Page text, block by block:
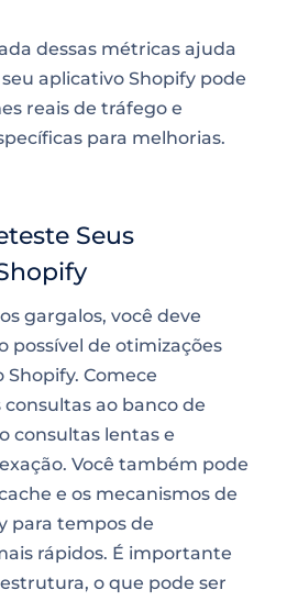
dessas métricas ajuda
aplicativo Shopify pode
reais de tráfego e
para melhorias.
Seus
gargalos, você deve
possível de otimizações
Shopify. Comece
ao banco de
consultas lentas e
Você também pode
e os mecanismos de
para tempos de
rápidos. É importante
o que pode ser